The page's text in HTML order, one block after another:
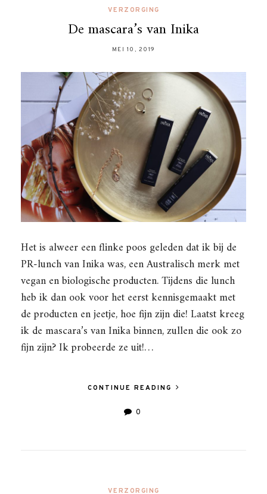
VERZORGING
De mascara’s van Inika
MEI 10, 2019
Het is alweer een flinke poos geleden dat ik bij de
PR-lunch van Inika was, een Australisch merk met
vegan en biologische producten. Tijdens die lunch
heb ik dan ook voor het eerst kennisgemaakt met
de producten en jeetje, hoe fijn zijn die! Laatst kreeg
ik de mascara’s van Inika binnen, zullen die ook zo
fijn zijn? Ik probeerde ze uit!…
CONTINUE READING
0
VERZORGING